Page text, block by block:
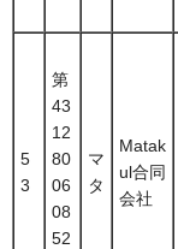
5
3
第
43
12
80
06
08
52
マ
タ
Matak
ul合同
会社